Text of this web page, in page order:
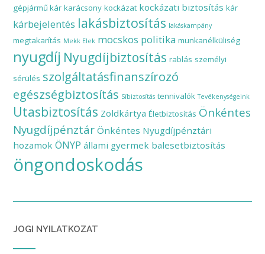
gépjármű kár karácsony kockázat kockázati biztosítás kár
kárbejelentés lakásbiztosítás lakáskampány
megtakarítás Mekk Elek mocskos politika munkanélküliség
nyugdíj Nyugdíjbiztosítás rablás személyi
sérülés szolgáltatásfinanszírozó
egészségbiztosítás Síbiztosítás tennivalók Tevékenységeink
Utasbiztosítás Zöldkártya Életbiztosítás Önkéntes
Nyugdíjpénztár Önkéntes Nyugdíjpénztári
hozamok ÖNYP állami gyermek balesetbiztosítás
öngondoskodás
JOGI NYILATKOZAT